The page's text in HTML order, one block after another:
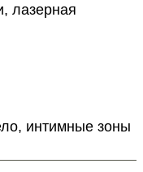
лазерная
интимные зоны